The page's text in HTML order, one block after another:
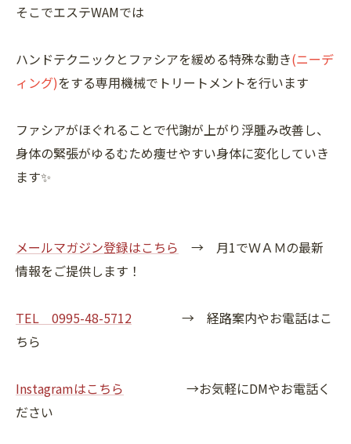
そこでエステWAMでは
ハンドテクニックとファシアを緩める特殊な動き(ニーデ
ィング)をする専用機械でトリートメントを行います
ファシアがほぐれることで代謝が上がり浮腫み改善し、
身体の緊張がゆるむため痩せやすい身体に変化していき
ます✨
メールマガジン登録はこちら → 月1でＷＡＭの最新
情報をご提供します！
TEL 0995-48-5712 → 経路案内やお電話はこ
ちら
Instagramはこちら →お気軽にDMやお電話く
ださい